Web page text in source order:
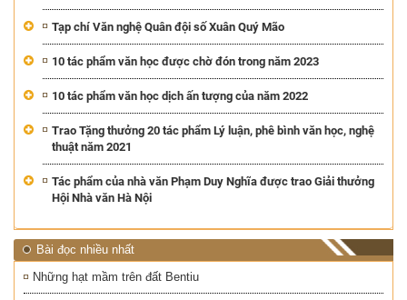
Tạp chí Văn nghệ Quân đội số Xuân Quý Mão
10 tác phẩm văn học được chờ đón trong năm 2023
10 tác phẩm văn học dịch ấn tượng của năm 2022
Trao Tặng thưởng 20 tác phẩm Lý luận, phê bình văn học, nghệ
thuật năm 2021
Tác phẩm của nhà văn Phạm Duy Nghĩa được trao Giải thưởng
Hội Nhà văn Hà Nội
Bài đọc nhiều nhất
Những hạt mầm trên đất Bentiu